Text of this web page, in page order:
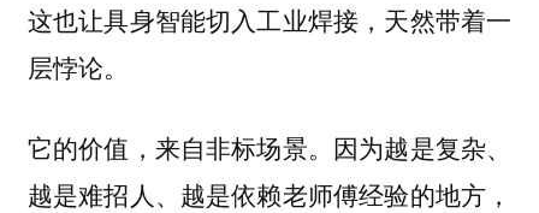
这也让具身智能切入工业焊接，天然带着一
层悖论。
它的价值，来自非标场景。因为越是复杂、
越是难招人、越是依赖老师傅经验的地方，